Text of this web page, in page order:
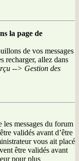
la page de
de vos messages
recharger, allez dans
--> Gestion des
les messages du forum
validés avant d’être
vous ait placé
être validés avant
pour plus